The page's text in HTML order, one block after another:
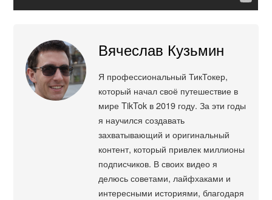
Вячеслав Кузьмин
Я профессиональный ТикТокер,
который начал своё путешествие в
мире TikTok в 2019 году. За эти годы
я научился создавать
захватывающий и оригинальный
контент, который привлек миллионы
подписчиков. В своих видео я
делюсь советами, лайфхаками и
интересными историями, благодаря